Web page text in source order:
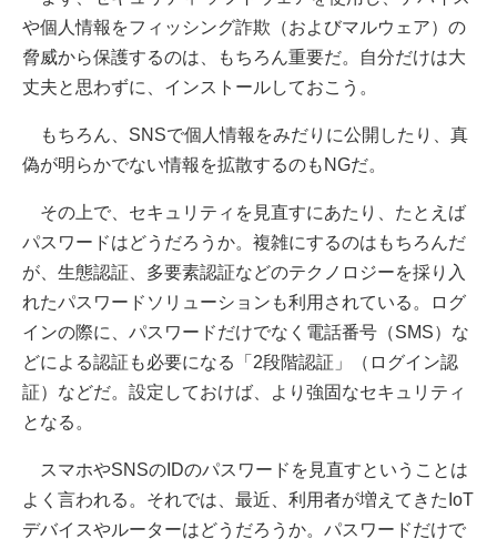
や個人情報をフィッシング詐欺（およびマルウェア）の
脅威から保護するのは、もちろん重要だ。自分だけは大
丈夫と思わずに、インストールしておこう。
もちろん、SNSで個人情報をみだりに公開したり、真
偽が明らかでない情報を拡散するのもNGだ。
その上で、セキュリティを見直すにあたり、たとえば
パスワードはどうだろうか。複雑にするのはもちろんだ
が、生態認証、多要素認証などのテクノロジーを採り入
れたパスワードソリューションも利用されている。ログ
インの際に、パスワードだけでなく電話番号（SMS）な
どによる認証も必要になる「2段階認証」（ログイン認
証）などだ。設定しておけば、より強固なセキュリティ
となる。
スマホやSNSのIDのパスワードを見直すということは
よく言われる。それでは、最近、利用者が増えてきたIoT
デバイスやルーターはどうだろうか。パスワードだけで